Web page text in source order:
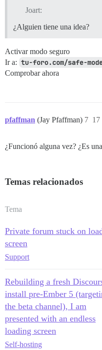
Joart:
¿Alguien tiene una idea?
Activar modo seguro
Ir a: tu-foro.com/safe-
Comprobar ahora
pfaffman (Jay Pfaffman) 17
7
¿Funcionó alguna vez? ¿Es
Temas relacionados
Tema
Private forum stuck on
screen
Support
Rebuilding a fresh
install pre-Ember 5
the beta channel), I am
presented with an endless
loading screen
Self-hosting